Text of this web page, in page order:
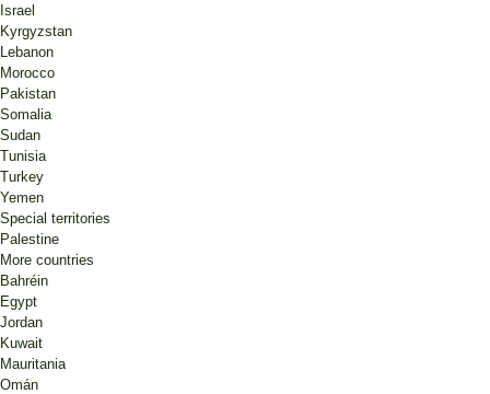
Israel
Kyrgyzstan
Lebanon
Morocco
Pakistan
Somalia
Sudan
Tunisia
Turkey
Yemen
Special territories
Palestine
More countries
Bahréin
Egypt
Jordan
Kuwait
Mauritania
Omán